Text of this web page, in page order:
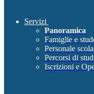
Servizi
Panoramica
Famiglie e
Personale
Percorsi di
Iscrizioni e